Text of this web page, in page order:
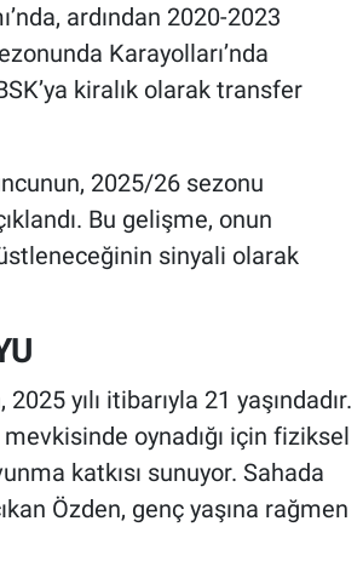
ardından 2020-2023
Karayolları’nda
kiralık olarak transfer
2025/26 sezonu
Bu gelişme, onun
sinyali olarak
yılı itibarıyla 21 yaşındadır.
oynadığı için fiziksel
katkısı sunuyor. Sahada
Özden, genç yaşına rağmen